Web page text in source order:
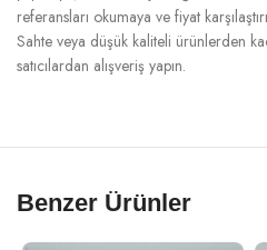
referansları okumaya ve fiyat
Sahte veya düşük kaliteli ürünlerden
satıcılardan alışveriş yapın.
Benzer Ürünler